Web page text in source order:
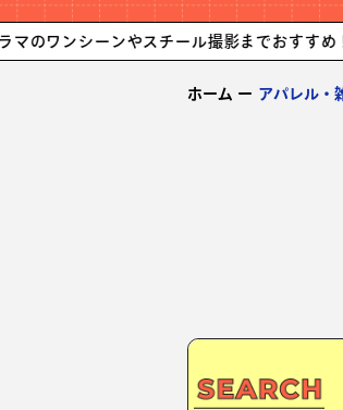
ーンやスチール撮影までおすすめ！ロケや
ホーム ー アパレル・